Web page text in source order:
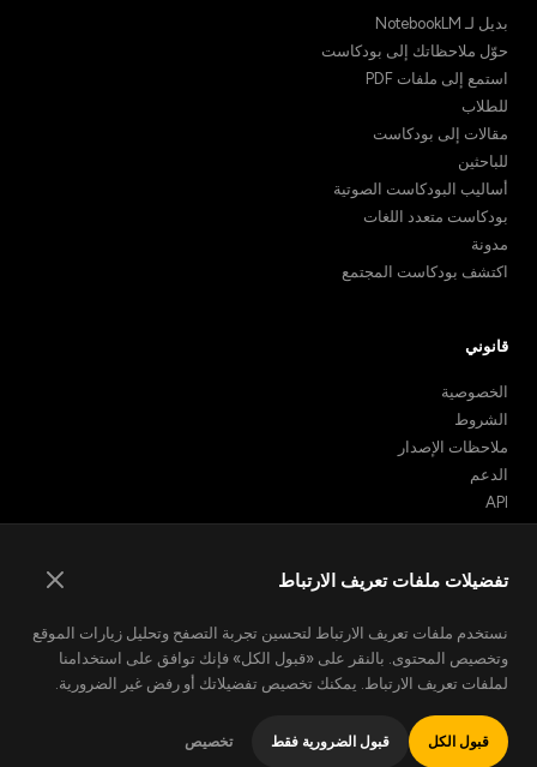
بديل لـ NotebookLM
حوّل ملاحظاتك إلى بودكاست
استمع إلى ملفات PDF
للطلاب
مقالات إلى بودكاست
للباحثين
أساليب البودكاست الصوتية
بودكاست متعدد اللغات
مدونة
اكتشف بودكاست المجتمع
قانوني
الخصوصية
الشروط
ملاحظات الإصدار
الدعم
API
© 2026 Podhoc. جميع الحقوق محفوظة. v1.2.0-20260801042810-6356398
English
Español العربية Català
Deutsch
Français
Italiano
Русский
تفضيلات ملفات تعريف الارتباط
نستخدم ملفات تعريف الارتباط لتحسين تجربة التصفح وتحليل زيارات الموقع
وتخصيص المحتوى. بالنقر على «قبول الكل» فإنك توافق على استخدامنا
لملفات تعريف الارتباط. يمكنك تخصيص تفضيلاتك أو رفض غير الضرورية.
قبول الكل قبول الضرورية فقط تخصيص